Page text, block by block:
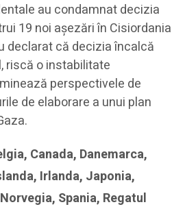
au condamnat decizia
19 noi așezări în Cisiordania
declarat că decizia încalcă
riscă o instabilitate
perspectivele de
de elaborare a unui plan
Canada, Danemarca,
Irlanda, Japonia,
Spania, Regatul